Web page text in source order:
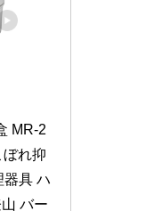
MR-2
れ抑
器具 ハ
バー